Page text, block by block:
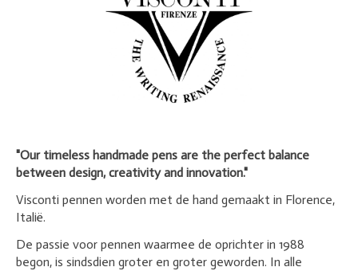
"Our timeless handmade pens are the perfect balance
between design, creativity and innovation."
Visconti pennen worden met de hand gemaakt in Florence,
Italië.
De passie voor pennen waarmee de oprichter in 1988
begon, is sindsdien groter en groter geworden. In alle